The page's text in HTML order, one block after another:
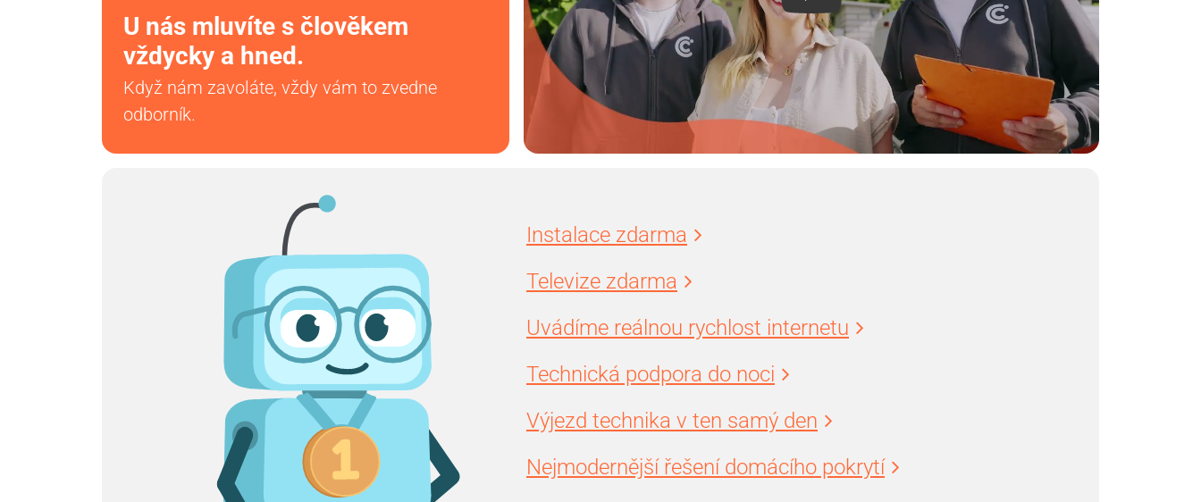
U nás mluvíte s člověkem
vždycky a hned.
Když nám zavoláte, vždy vám to zvedne
odborník.
Instalace zdarma
Televize zdarma
Uvádíme reálnou rychlost internetu
Technická podpora do noci
Výjezd technika v ten samý den
Nejmodernější řešení domácího pokrytí